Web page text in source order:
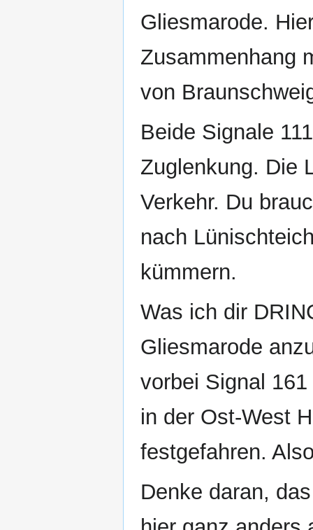
Gliesmarode.
Zusammenhang
von
Beide Signale
Zuglenkung. Die
Verkehr. Du
nach
kümmern.
Was ich dir
Gliesmarode
vorbei Signal
in der Ost‐West
festgefahren.
Denke daran,